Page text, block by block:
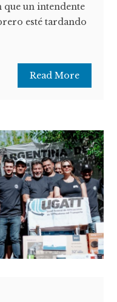
que un intendente
esté tardando
Read More